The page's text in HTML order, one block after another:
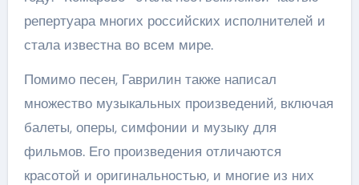
репертуара многих российских исполнителей и
стала известна во всем мире.
Помимо песен, Гаврилин также написал
множество музыкальных произведений, включая
балеты, оперы, симфонии и музыку для
фильмов. Его произведения отличаются
красотой и оригинальностью, и многие из них